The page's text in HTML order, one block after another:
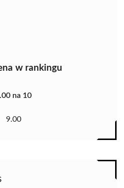
w rankingu
na 10
9.00